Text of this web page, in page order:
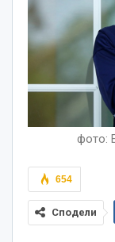
фото:
654
Сподели